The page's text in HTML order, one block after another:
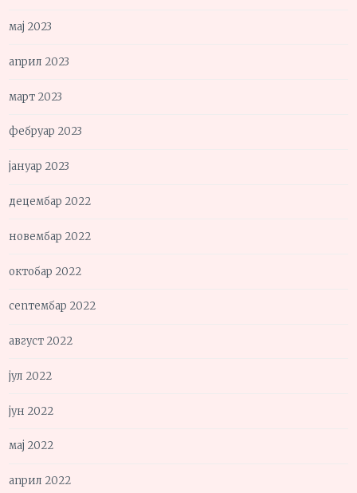
мај 2023
април 2023
март 2023
фебруар 2023
јануар 2023
децембар 2022
новембар 2022
октобар 2022
септембар 2022
август 2022
јул 2022
јун 2022
мај 2022
април 2022